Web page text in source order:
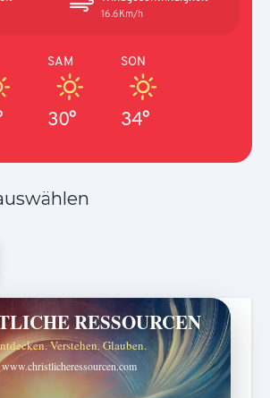
16.6Km/h
SAM
30°
SON
34°
RESSOURCEN
Verstehen. Glauben.
www.christlicheressourcen.com